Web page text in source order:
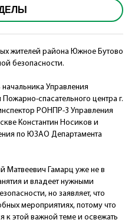
жителей района Южное Бутово
безопасности.
Управления
спасательного центра г.
РОНПР-3 Управления
Константин Носиков и
по ЮЗАО Департамента
Матвеевич Гамарц уже не в
и владеет нужными
но заявляет, что
мероприятиях, потому что
к этой важной теме и освежать